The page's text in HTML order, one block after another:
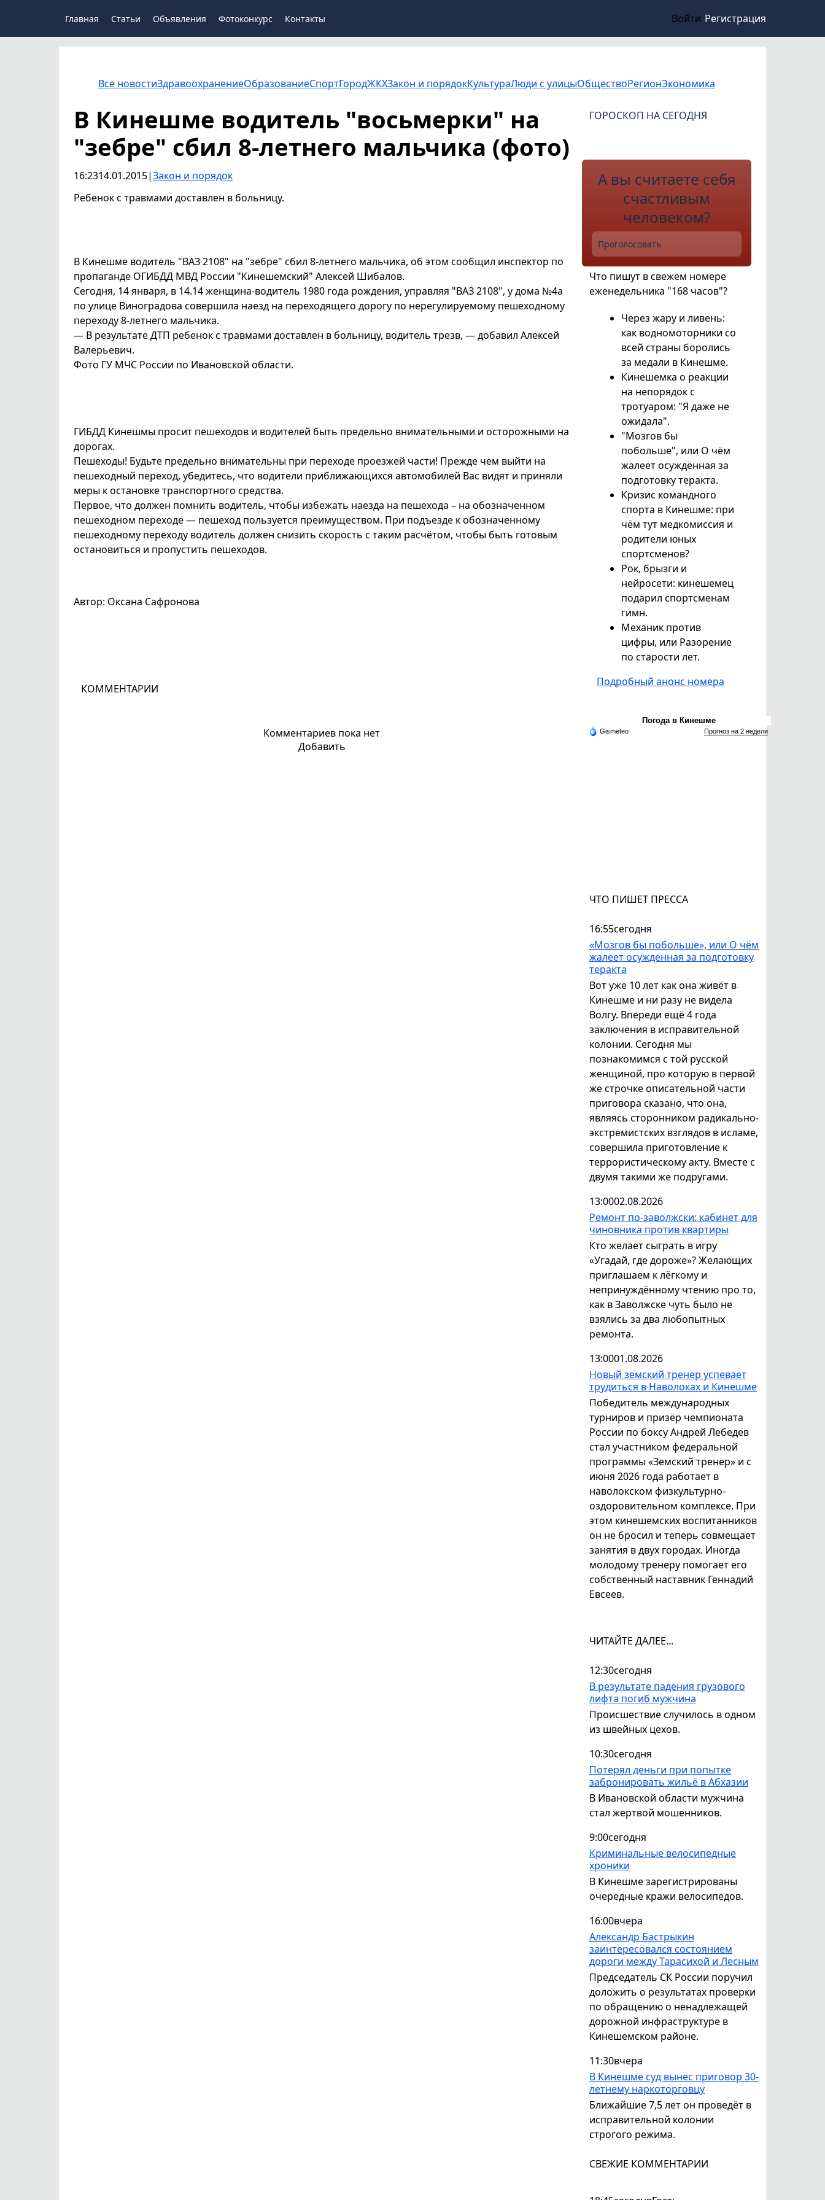
Главная Статьи Объявления Фотоконкурс Контакты Войти Регистрация
Все новостиЗдравоохранениеОбразованиеСпортГородЖКХЗакон и порядокКультураЛюди с улицыОбществоРегионЭкономика
ЧТО ПИШЕТ ПРЕССА
16:55сегодня
«Мозгов бы побольше», или О чём
жалеет осужденная за подготовку
теракта
Вот уже 10 лет как она живёт в
Кинешме и ни разу не видела
Волгу. Впереди ещё 4 года
заключения в исправительной
колонии. Сегодня мы
познакомимся с той русской
женщиной, про которую в первой
же строчке описательной части
приговора сказано, что она,
являясь сторонником радикально-
экстремистских взглядов в исламе,
совершила приготовление к
террористическому акту. Вместе с
двумя такими же подругами.
13:0002.08.2026
Ремонт по-заволжски: кабинет для
чиновника против квартиры
Кто желает сыграть в игру
«Угадай, где дороже»? Желающих
приглашаем к лёгкому и
непринуждённому чтению про то,
как в Заволжске чуть было не
взялись за два любопытных
ремонта.
13:0001.08.2026
Новый земский тренер успевает
трудиться в Наволоках и Кинешме
Победитель международных
турниров и призёр чемпионата
России по боксу Андрей Лебедев
стал участником федеральной
программы «Земский тренер» и с
июня 2026 года работает в
наволокском физкультурно-
оздоровительном комплексе. При
этом кинешемских воспитанников
он не бросил и теперь совмещает
занятия в двух городах. Иногда
молодому тренеру помогает его
собственный наставник Геннадий
Евсеев.
ЧИТАЙТЕ ДАЛЕЕ...
12:30сегодня
В результате падения грузового
лифта погиб мужчина
Происшествие случилось в одном
из швейных цехов.
10:30сегодня
Потерял деньги при попытке
забронировать жильё в Абхазии
В Ивановской области мужчина
стал жертвой мошенников.
9:00сегодня
Криминальные велосипедные
хроники
В Кинешме зарегистрированы
очередные кражи велосипедов.
16:00вчера
Александр Бастрыкин
заинтересовался состоянием
дороги между Тарасихой и Лесным
Председатель СК России поручил
доложить о результатах проверки
по обращению о ненадлежащей
дорожной инфраструктуре в
Кинешемском районе.
11:30вчера
В Кинешме суд вынес приговор 30-
летнему наркоторговцу
Ближайшие 7,5 лет он проведёт в
исправительной колонии
строгого режима.
СВЕЖИЕ КОММЕНТАРИИ
В Кинешме водитель "восьмерки" на
"зебре" сбил 8-летнего мальчика (фото)
16:2314.01.2015|Закон и порядок
Ребенок с травмами доставлен в больницу.
В Кинешме водитель "ВАЗ 2108" на "зебре" сбил 8-летнего мальчика, об этом сообщил инспектор по
пропаганде ОГИБДД МВД России "Кинешемский" Алексей Шибалов.
Сегодня, 14 января, в 14.14 женщина-водитель 1980 года рождения, управляя "ВАЗ 2108", у дома №4а
по улице Виноградова совершила наезд на переходящего дорогу по нерегулируемому пешеходному
переходу 8-летнего мальчика.
— В результате ДТП ребенок с травмами доставлен в больницу, водитель трезв, — добавил Алексей
Валерьевич.
Фото ГУ МЧС России по Ивановской области.
ГИБДД Кинешмы просит пешеходов и водителей быть предельно внимательными и осторожными на
дорогах.
Пешеходы! Будьте предельно внимательны при переходе проезжей части! Прежде чем выйти на
пешеходный переход, убедитесь, что водители приближающихся автомобилей Вас видят и приняли
меры к остановке транспортного средства.
Первое, что должен помнить водитель, чтобы избежать наезда на пешехода – на обозначенном
пешеходном переходе — пешеход пользуется преимуществом. При подъезде к обозначенному
пешеходному переходу водитель должен снизить скорость с таким расчётом, чтобы быть готовым
остановиться и пропустить пешеходов.
Автор: Оксана Сафронова
КОММЕНТАРИИ
Комментариев пока нет
Добавить
ГОРОСКОП НА СЕГОДНЯ
А вы считаете себя
счастливым
человеком?
Проголосовать
Что пишут в свежем номере
еженедельника "168 часов"?
Через жару и ливень:
как водномоторники со
всей страны боролись
за медали в Кинешме.
Кинешемка о реакции
на непорядок с
тротуаром: "Я даже не
ожидала".
"Мозгов бы
побольше", или О чём
жалеет осуждённая за
подготовку теракта.
Кризис командного
спорта в Кинешме: при
чём тут медкомиссия и
родители юных
спортсменов?
Рок, брызги и
нейросети: кинешемец
подарил спортсменам
гимн.
Механик против
цифры, или Разорение
по старости лет.
Подробный анонс номера
Погода в Кинешме
Gismeteo Прогноз на 2 недели